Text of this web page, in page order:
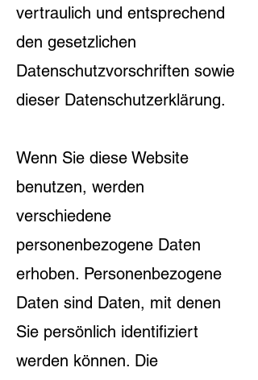
vertraulich und entsprechend
den gesetzlichen
Datenschutzvorschriften sowie
dieser Datenschutzerklärung.
Wenn Sie diese Website
benutzen, werden
verschiedene
personenbezogene Daten
erhoben. Personenbezogene
Daten sind Daten, mit denen
Sie persönlich identifiziert
werden können. Die